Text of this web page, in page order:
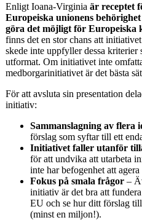
Enligt Ioana-Virginia är receptet
Europeiska unionens
göra det möjligt för Europeiska
finns det en stor chans att
skede inte uppfyller dessa
utformat. Om initiativet inte
medborgarinitiativet är det bästa
För att avsluta sin presentation
initiativ:
Sammanslagning av flera
förslag som syftar till ett
Initiativet faller utanför
för att undvika att utarbeta
inte har befogenhet att
Fokus på smala frågor –
initiativ är det bra att
EU och se hur ditt förslag
(minst en miljon!).